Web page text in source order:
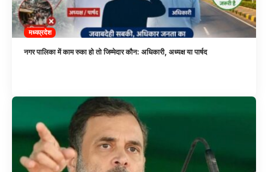
मध्यप्रदेश
नगर पालिका में काम रुका हो तो जिम्मेदार कौन: अधिकारी, अध्यक्ष या पार्षद